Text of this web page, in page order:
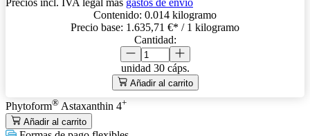
Precios incl. IVA legal más gastos de envío
Contenido: 0.014 kilogramo
Precio base: 1.635,71 €* / 1 kilogramo
Cantidad:
unidad 30 cáps.
Añadir al carrito
Phytoform® Astaxanthin 4+
Añadir al carrito